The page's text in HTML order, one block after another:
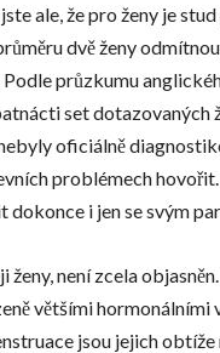
ale, že pro ženy je
dvě ženy
průzkumu
set dotazovaných
oficiálně
problémech
i jen se svým
není zcela
většími hormonálními
jsou jejich obtíže